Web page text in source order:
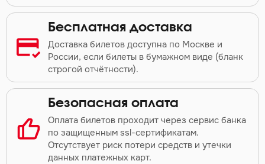
Бесплатная доставка
Доставка билетов доступна по Москве и
России, если билеты в бумажном виде (бланк
строгой отчётности).
Безопасная оплата
Оплата билетов проходит через сервис банка
по защищенным ssl-сертификатам.
Отсутствует риск потери средств и утечки
данных платежных карт.